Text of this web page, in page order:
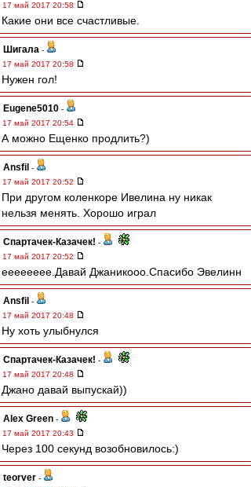
17 май 2017 20:58
Какие они все счастливые.
Шигала -
17 май 2017 20:58
Нужен гол!
Eugene5010 -
17 май 2017 20:54
А можно Ещенко продлить?)
Ansfil -
17 май 2017 20:52
При другом коленкоре Ивелина ну никак
нельзя менять. Хорошо играл
Спартачек-Казачек! -
17 май 2017 20:52
ееееееее.Давай Джаникооо.Спасибо Эвелинн
Ansfil -
17 май 2017 20:48
Ну хоть улыбнулся
Спартачек-Казачек! -
17 май 2017 20:48
Джано давай выпускай))
Alex Green -
17 май 2017 20:43
Через 100 секунд возобновилось:)
teorver -